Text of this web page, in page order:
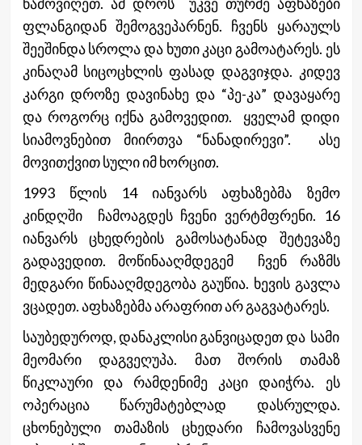
ფლანგიდან შემოგვეპარნენ. ჩვენს ყარაულს
შეეშინდა სროლა და ხუთი კაცი გამოატარეს. ეს
კინაღამ სიცოცხლის ფასად დაგვიჯდა. კიდევ
კარგი დროზე დავინახე და “პე-კა” დავაყარე
და როგორც იქნა გამოვედით. ყველამ დიდი
სიამოვნებით მიირთვა “ნანადირევი”. ასე
მოვითქვით სული იმ ხორცით.
1993 წლის 14 იანვარს აფხაზებმა ზემო
კინდღში ჩამოაგდეს ჩვენი ვერტმფრენი. 16
იანვარს ცხედრების გამოსატანად შეტევაზე
გადავედით. მოწინააღმდეგემ ჩვენ რაზმს
მედგარი წინააღმდეგობა გაუწია. ხევის გავლა
ვცადეთ. აფხაზებმა არაფრით არ გაგვატარეს.
საუბედუროდ, დანაკლისი განვიცადეთ და სამი
მეომარი დაგვეღუპა. მათ შორის თამაზ
წიკლაური და რამდენიმე კაცი დაიჭრა. ეს
ოპერაცია წარუმატებლად დასრულდა.
ცხონებული თამაზის ცხედარი ჩამოვასვენე